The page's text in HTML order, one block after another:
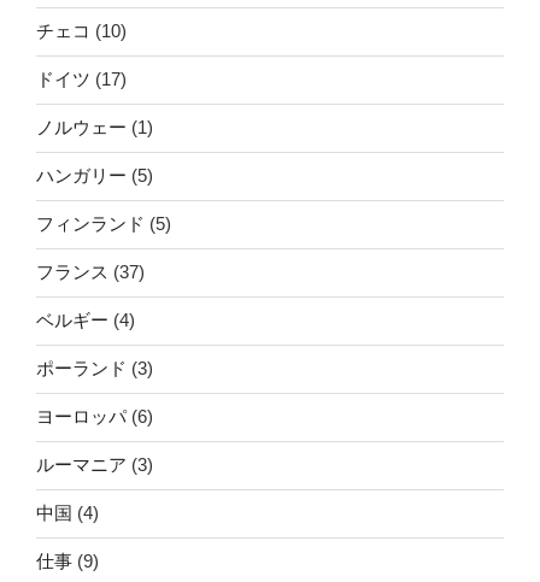
チェコ (10)
ドイツ (17)
ノルウェー (1)
ハンガリー (5)
フィンランド (5)
フランス (37)
ベルギー (4)
ポーランド (3)
ヨーロッパ(6)
ルーマニア (3)
中国 (4)
仕事 (9)